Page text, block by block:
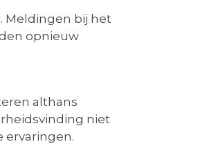
Meldingen bij het
opnieuw
althans
niet
ervaringen.